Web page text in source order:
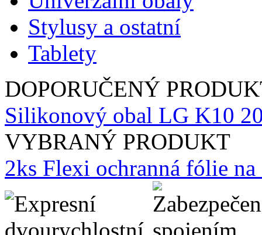
Stylusy a ostatní
Tablety
DOPORUČENÝ
Silikonový obal LG K10
VYBRANÝ PRODUKT
2ks Flexi ochranná fólie